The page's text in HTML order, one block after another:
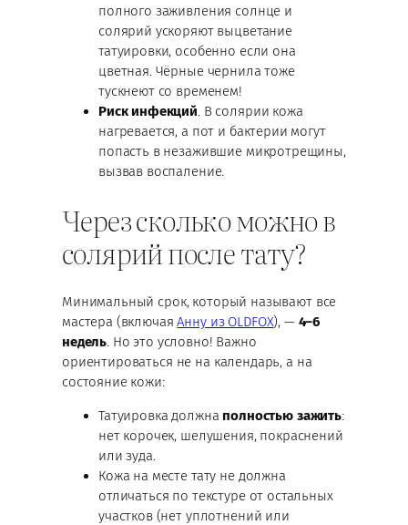
полного заживления солнце и
солярий ускоряют выцветание
татуировки, особенно если она
цветная. Чёрные чернила тоже
тускнеют со временем!
Риск инфекций. В солярии кожа
нагревается, а пот и бактерии могут
попасть в незажившие микротрещины,
вызвав воспаление.
Через сколько можно в
солярий после тату?
Минимальный срок, который называют все
мастера (включаяАнну из OLDFOX), — 4–6
недель. Но это условно! Важно
ориентироваться не на календарь, а на
состояние кожи:
Татуировка должна полностью зажить:
нет корочек, шелушения, покраснений
или зуда.
Кожа на месте тату не должна
отличаться по текстуре от остальных
участков (нет уплотнений или